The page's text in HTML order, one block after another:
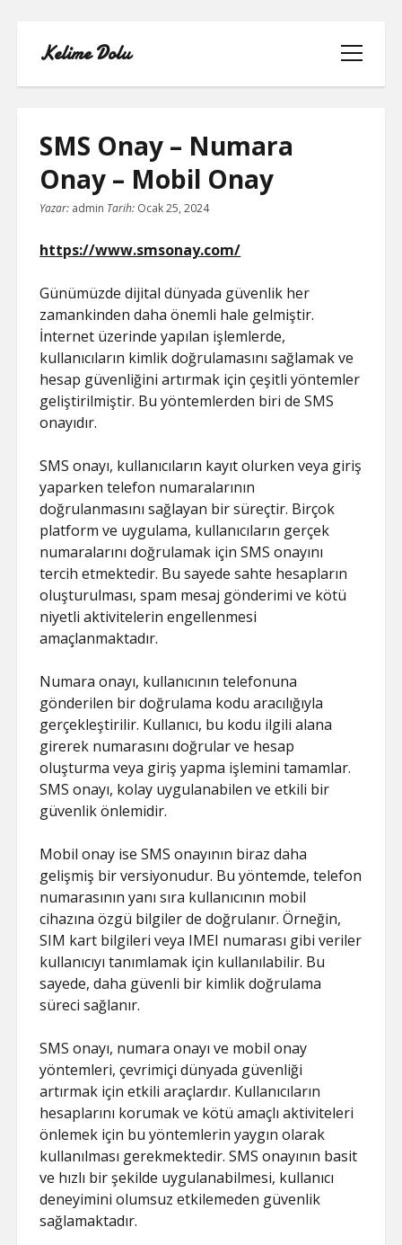
Kelime Dolu
menüyü
aç
INSTAGRAM BOT HESAPLARININ
HIKAYEME BAKMASI
LISTE
SAYFA LISTESI
TWITTER FAVORI KASMA PARASIZ
TWITTER TAKIPÇI HILESI ŞIFRESIZ
SMS Onay – Numara
Onay – Mobil Onay
Yazar: admin Tarih: Ocak 25, 2024
https://www.smsonay.com/
Günümüzde dijital dünyada güvenlik her
zamankinden daha önemli hale gelmiştir.
İnternet üzerinde yapılan işlemlerde,
kullanıcıların kimlik doğrulamasını sağlamak ve
hesap güvenliğini artırmak için çeşitli yöntemler
geliştirilmiştir. Bu yöntemlerden biri de SMS
onayıdır.
SMS onayı, kullanıcıların kayıt olurken veya giriş
yaparken telefon numaralarının
doğrulanmasını sağlayan bir süreçtir. Birçok
platform ve uygulama, kullanıcıların gerçek
numaralarını doğrulamak için SMS onayını
tercih etmektedir. Bu sayede sahte hesapların
oluşturulması, spam mesaj gönderimi ve kötü
niyetli aktivitelerin engellenmesi
amaçlanmaktadır.
Numara onayı, kullanıcının telefonuna
gönderilen bir doğrulama kodu aracılığıyla
gerçekleştirilir. Kullanıcı, bu kodu ilgili alana
girerek numarasını doğrular ve hesap
oluşturma veya giriş yapma işlemini tamamlar.
SMS onayı, kolay uygulanabilen ve etkili bir
güvenlik önlemidir.
Mobil onay ise SMS onayının biraz daha
gelişmiş bir versiyonudur. Bu yöntemde, telefon
numarasının yanı sıra kullanıcının mobil
cihazına özgü bilgiler de doğrulanır. Örneğin,
SIM kart bilgileri veya IMEI numarası gibi veriler
kullanıcıyı tanımlamak için kullanılabilir. Bu
sayede, daha güvenli bir kimlik doğrulama
süreci sağlanır.
SMS onayı, numara onayı ve mobil onay
yöntemleri, çevrimiçi dünyada güvenliği
artırmak için etkili araçlardır. Kullanıcıların
hesaplarını korumak ve kötü amaçlı aktiviteleri
önlemek için bu yöntemlerin yaygın olarak
kullanılması gerekmektedir. SMS onayının basit
ve hızlı bir şekilde uygulanabilmesi, kullanıcı
deneyimini olumsuz etkilemeden güvenlik
sağlamaktadır.